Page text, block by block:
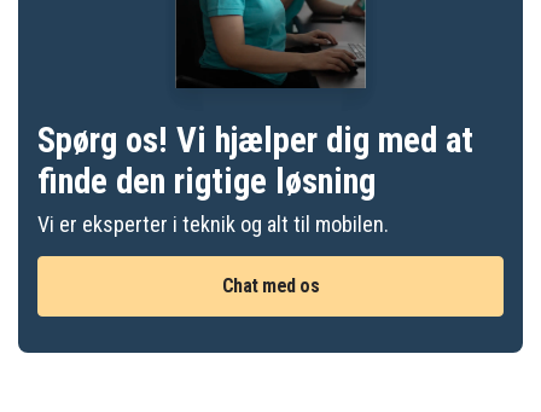
Spørg os! Vi hjælper dig med at
finde den rigtige løsning
Vi er eksperter i teknik og alt til mobilen.
Chat med os